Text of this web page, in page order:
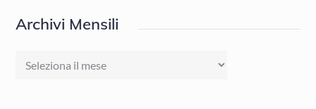
Archivi Mensili
Archivi